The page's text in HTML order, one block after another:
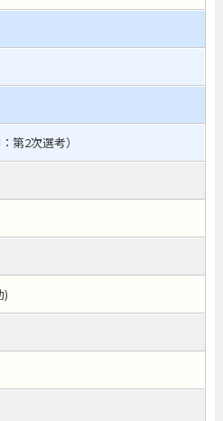
第2次選考）
)